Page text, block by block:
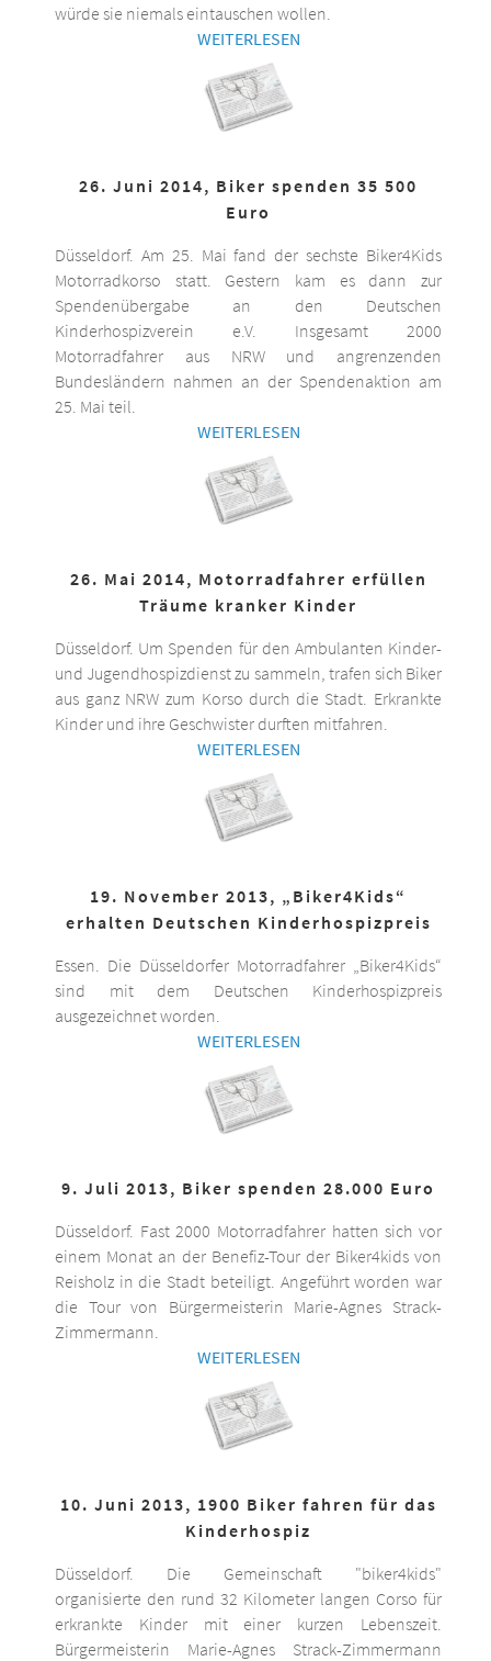
würde sie niemals eintauschen wollen.
WEITERLESEN
26. Juni 2014, Biker spenden 35 500
Euro
Düsseldorf. Am 25. Mai fand der sechste Biker4Kids
Motorradkorso statt. Gestern kam es dann zur
Spendenübergabe an den Deutschen
Kinderhospizverein e.V. Insgesamt 2000
Motorradfahrer aus NRW und angrenzenden
Bundesländern nahmen an der Spendenaktion am
25. Mai teil.
WEITERLESEN
26. Mai 2014, Motorradfahrer erfüllen
Träume kranker Kinder
Düsseldorf. Um Spenden für den Ambulanten Kinder-
und Jugendhospizdienst zu sammeln, trafen sich Biker
aus ganz NRW zum Korso durch die Stadt. Erkrankte
Kinder und ihre Geschwister durften mitfahren.
WEITERLESEN
19. November 2013, „Biker4Kids“
erhalten Deutschen Kinderhospizpreis
Essen. Die Düsseldorfer Motorradfahrer „Biker4Kids“
sind mit dem Deutschen Kinderhospizpreis
ausgezeichnet worden.
WEITERLESEN
9. Juli 2013, Biker spenden 28.000 Euro
Düsseldorf. Fast 2000 Motorradfahrer hatten sich vor
einem Monat an der Benefiz-Tour der Biker4kids von
Reisholz in die Stadt beteiligt. Angeführt worden war
die Tour von Bürgermeisterin Marie-Agnes Strack-
Zimmermann.
WEITERLESEN
10. Juni 2013, 1900 Biker fahren für das
Kinderhospiz
Düsseldorf. Die Gemeinschaft "biker4kids"
organisierte den rund 32 Kilometer langen Corso für
erkrankte Kinder mit einer kurzen Lebenszeit.
Bürgermeisterin Marie-Agnes Strack-Zimmermann